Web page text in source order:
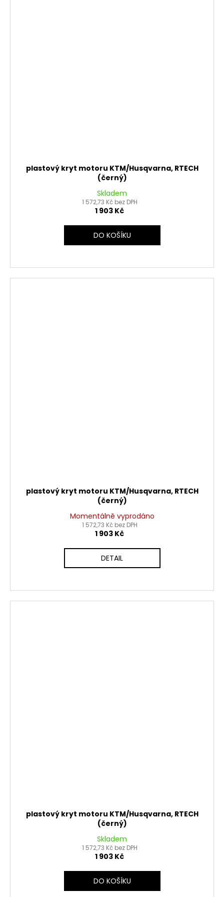
plastový kryt motoru KTM/Husqvarna, RTECH
(černý)
Skladem
1 572,73 Kč bez DPH
1 903 Kč
DO KOŠÍKU
plastový kryt motoru KTM/Husqvarna, RTECH
(černý)
Momentálně vyprodáno
1 572,73 Kč bez DPH
1 903 Kč
DETAIL
plastový kryt motoru KTM/Husqvarna, RTECH
(černý)
Skladem
1 572,73 Kč bez DPH
1 903 Kč
DO KOŠÍKU